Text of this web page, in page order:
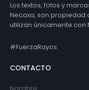
Los textos, fotos y
Necaxa, son propiedad
utilizan únicamente con
#FuerzaRayos
CONTACTO